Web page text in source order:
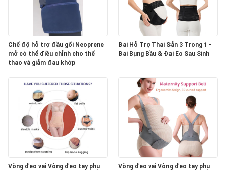
Chế độ hỗ trợ đầu gối Neoprene
mở có thể điều chỉnh cho thể
thao và giảm đau khớp
Đai Hỗ Trợ Thai Sản 3 Trong 1 -
Đai Bụng Bầu & Đai Eo Sau Sinh
Vòng đeo vai Vòng đeo tay phụ
Vòng đeo vai Vòng đeo tay phụ